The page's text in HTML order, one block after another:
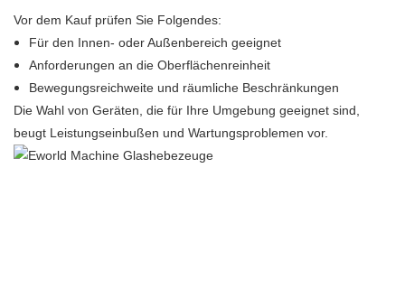
Vor dem Kauf prüfen Sie Folgendes:
Für den Innen- oder Außenbereich geeignet
Anforderungen an die Oberflächenreinheit
Bewegungsreichweite und räumliche Beschränkungen
Die Wahl von Geräten, die für Ihre Umgebung geeignet sind,
beugt Leistungseinbußen und Wartungsproblemen vor.